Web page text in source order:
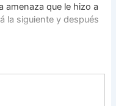
amenaza que le hizo a
la siguiente y después
esta vez como
sobre casos sin
al asesinato de
fue asfixiada en su